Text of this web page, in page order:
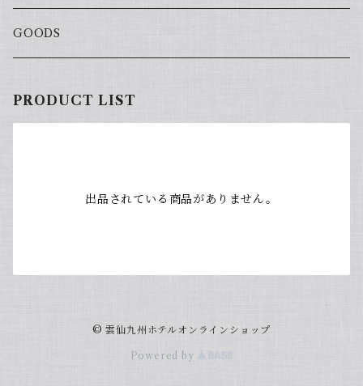
GOODS
PRODUCT LIST
出品されている商品がありません。
© 雲仙九州ホテルオンラインショップ
Powered by